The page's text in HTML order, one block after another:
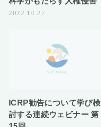
2022.10.27
ICRP勧告について学び検
討する連続ウェビナー 第